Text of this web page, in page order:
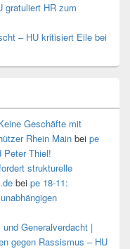
gratuliert HR zum
– HU kritisiert Eile bei
Geschäfte mit
Rhein Main bei pe
Peter Thiel!
strukturelle
bei pe 18-11:
Generalverdacht |
gegen Rassismus – HU